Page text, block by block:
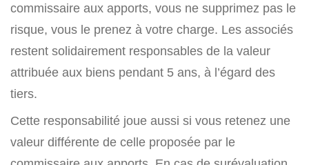
commissaire aux apports, vous ne supprimez pas le
risque, vous le prenez à votre charge. Les associés
restent solidairement responsables de la valeur
attribuée aux biens pendant 5 ans, à l’égard des
tiers.
Cette responsabilité joue aussi si vous retenez une
valeur différente de celle proposée par le